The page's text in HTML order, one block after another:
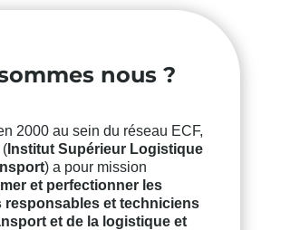
nous ?
2000 au sein du réseau ECF,
Institut Supérieur Logistique
) a pour mission
et perfectionner les
responsables et techniciens
et de la logistique et